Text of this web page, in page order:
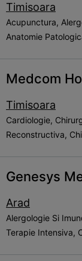
Timisoara
Acupunctura,
Anatomie
Medcom
Timisoara
Cardiologie,
Reconstructiva,
Genesys
Arad
Alergologie Si
Terapie Intensiva,